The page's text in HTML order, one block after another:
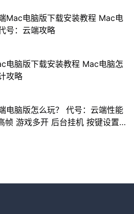
Mac电脑版下载安装教程 Mac电
号：云端攻略
电脑版下载安装教程 Mac电脑怎
攻略
电脑版怎么玩？ 代号：云端性能
帧 游戏多开 后台挂机 按键设置